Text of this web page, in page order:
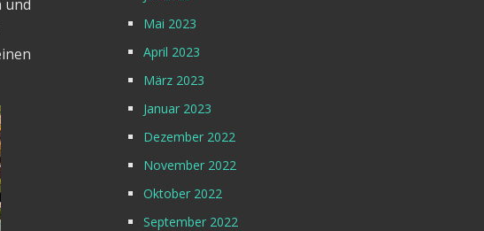
und
Mai 2023
April 2023
März 2023
Januar 2023
Dezember 2022
November 2022
Oktober 2022
September 2022